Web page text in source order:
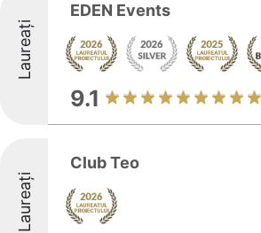
Laureați
EDEN Events
9.1
Laureați
Club Teo